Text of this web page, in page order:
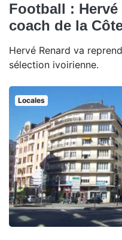
Football : Hervé
coach de la
Hervé Renard va
sélection ivoirienne.
Locales